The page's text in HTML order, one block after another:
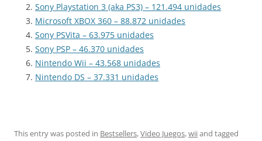
Sony Playstation 3 (aka PS3) – 121.494 unidades
Microsoft XBOX 360 – 88.872 unidades
Sony PSVita – 63.975 unidades
Sony PSP – 46.370 unidades
Nintendo Wii – 43.568 unidades
Nintendo DS – 37.331 unidades
This entry was posted in Bestsellers,Video Juegos,wiiand tagged